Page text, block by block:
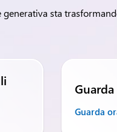
sta
Guarda